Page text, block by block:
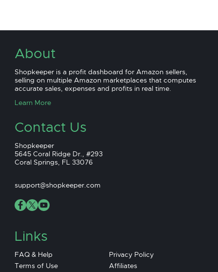
About
Shopkeeper is a profit dashboard for Amazon sellers,
selling on multiple Amazon marketplaces that computes
accurate sales, expenses and profits in real time.
Learn More
Contact Us
Shopkeeper
5645 Coral Ridge Dr., #293
Coral Springs, FL 33076
support@shopkeeper.com
Links
FAQ & Help
Privacy Policy
Terms of Use
Affiliates